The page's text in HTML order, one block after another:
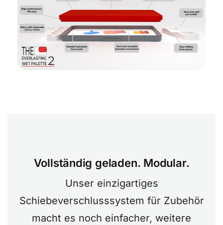
Vollständig geladen. Modular.
Unser einzigartiges
Schiebeverschlusssystem für Zubehör
macht es noch einfacher, weitere